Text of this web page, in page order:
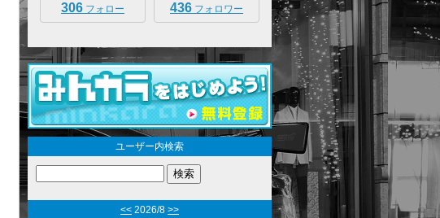
306 フォロー 436 フォロワー
ユーザー内検索
<< 2026/8 >>